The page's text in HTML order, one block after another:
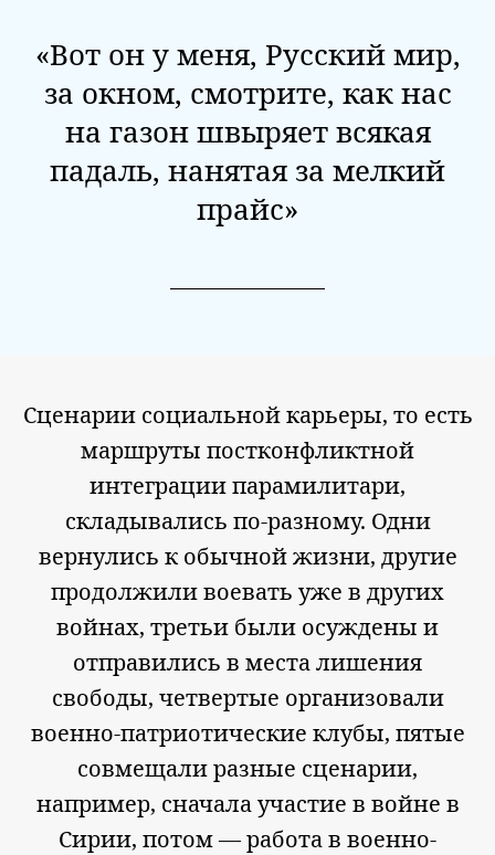
«Вот он у меня, Русский мир,
за окном, смотрите, как нас
на газон швыряет всякая
падаль, нанятая за мелкий
прайс»
Сценарии социальной карьеры, то есть
маршруты постконфликтной
интеграции парамилитари,
складывались по-разному. Одни
вернулись к обычной жизни, другие
продолжили воевать уже в других
войнах, третьи были осуждены и
отправились в места лишения
свободы, четвертые организовали
военно-патриотические клубы, пятые
совмещали разные сценарии,
например, сначала участие в войне в
Сирии, потом — работа в военно-